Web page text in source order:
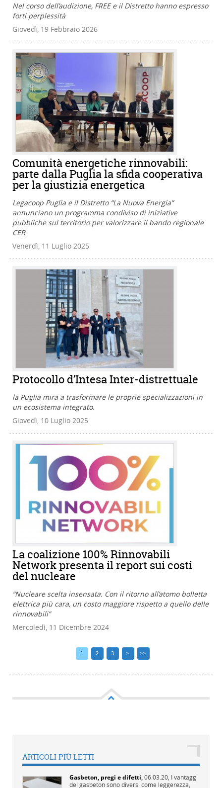
Nel corso dell’audizione, FREE e il Distretto hanno espresso
forti perplessità
Giovedì, 19 Febbraio 2026
Comunità energetiche rinnovabili:
parte dalla Puglia la sfida cooperativa
per la giustizia energetica
Legacoop Puglia e il Distretto “La Nuova Energia”
annunciano un programma condiviso di iniziative
pubbliche sul territorio per valorizzare il bando regionale
CER
Venerdì, 11 Luglio 2025
Protocollo d’Intesa Inter-distrettuale
la Puglia mira a trasformare le proprie specializzazioni in
un ecosistema integrato.
Giovedì, 10 Luglio 2025
La coalizione 100% Rinnovabili
Network presenta il report sui costi
del nucleare
“Nucleare scelta insensata. Con il ritorno all’atomo bolletta
elettrica più cara, un costo maggiore rispetto a quello delle
rinnovabili”
Mercoledì, 11 Dicembre 2024
1 2 3 > >>
ARTICOLI PIÙ LETTI
Gasbeton, pregi e difetti,06.03.20, I vantaggi
del gasbeton sono diversi come leggerezza,